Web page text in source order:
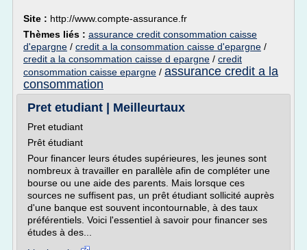
Site : http://www.compte-assurance.fr
Thèmes liés : assurance credit consommation caisse
d'epargne / credit a la consommation caisse d'epargne /
credit a la consommation caisse d epargne / credit
consommation caisse epargne / assurance credit a la
consommation
Pret etudiant | Meilleurtaux
Pret etudiant
Prêt étudiant
Pour financer leurs études supérieures, les jeunes sont
nombreux à travailler en parallèle afin de compléter une
bourse ou une aide des parents. Mais lorsque ces
sources ne suffisent pas, un prêt étudiant sollicité auprès
d'une banque est souvent incontournable, à des taux
préférentiels. Voici l'essentiel à savoir pour financer ses
études à des...